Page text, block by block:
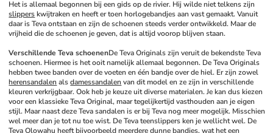
slippers kwijtraken en heeft er toen horlogebandjes aan vast gemaakt. Vanuit
daar is Teva ontstaan en zijn de schoenen steeds verder ontwikkeld. Maar de
vrijheid die de schoenen je geven, dat is altijd voorop blijven staan.
Verschillende Teva schoenenDe Teva Originals zijn veruit de bekendste Teva
schoenen. Hiermee is het ooit namelijk allemaal begonnen. De Teva Originals
herensandalen als damessandalen van dit model en ze zijn in verschillende
kleuren verkrijgbaar. Ook heb je keuze uit diverse materialen. Je kan dus kiezen
voor een klassieke Teva Original, maar tegelijkertijd vasthouden aan je eigen
stijl. Maar naast deze Teva sandalen is er bij Teva nog meer mogelijk. Misschien
wel meer dan je tot nu toe wist. De Teva teenslippers ken je wellicht wel. De
Teva Olowahu heeft bijvoorbeeld meerdere dunne bandjes, wat het een